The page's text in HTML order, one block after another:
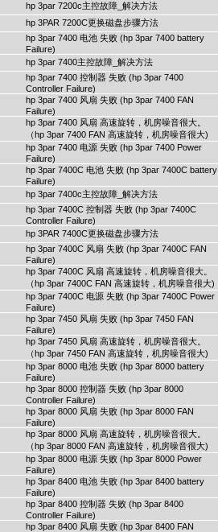
hp 3par 7200c主控故障_解决方法
hp 3PAR 7200C更换磁盘步骤方法
hp 3par 7400 电池 失败 (hp 3par 7400 battery
Failure)
hp 3par 7400主控故障_解决方法
hp 3par 7400 控制器 失败 (hp 3par 7400
Controller Failure)
hp 3par 7400 风扇 失败 (hp 3par 7400 FAN
Failure)
hp 3par 7400 风扇 高速旋转，机房噪音很大。
（hp 3par 7400 FAN 高速旋转，机房噪音很大)
hp 3par 7400 电源 失败 (hp 3par 7400 Power
Failure)
hp 3par 7400C 电池 失败 (hp 3par 7400C battery
Failure)
hp 3par 7400c主控故障_解决方法
hp 3par 7400C 控制器 失败 (hp 3par 7400C
Controller Failure)
hp 3PAR 7400C更换磁盘步骤方法
hp 3par 7400C 风扇 失败 (hp 3par 7400C FAN
Failure)
hp 3par 7400C 风扇 高速旋转，机房噪音很大。
（hp 3par 7400C FAN 高速旋转，机房噪音很大)
hp 3par 7400C 电源 失败 (hp 3par 7400C Power
Failure)
hp 3par 7450 风扇 失败 (hp 3par 7450 FAN
Failure)
hp 3par 7450 风扇 高速旋转，机房噪音很大。
（hp 3par 7450 FAN 高速旋转，机房噪音很大)
hp 3par 8000 电池 失败 (hp 3par 8000 battery
Failure)
hp 3par 8000 控制器 失败 (hp 3par 8000
Controller Failure)
hp 3par 8000 风扇 失败 (hp 3par 8000 FAN
Failure)
hp 3par 8000 风扇 高速旋转，机房噪音很大。
（hp 3par 8000 FAN 高速旋转，机房噪音很大)
hp 3par 8000 电源 失败 (hp 3par 8000 Power
Failure)
hp 3par 8400 电池 失败 (hp 3par 8400 battery
Failure)
hp 3par 8400 控制器 失败 (hp 3par 8400
Controller Failure)
hp 3par 8400 风扇 失败 (hp 3par 8400 FAN